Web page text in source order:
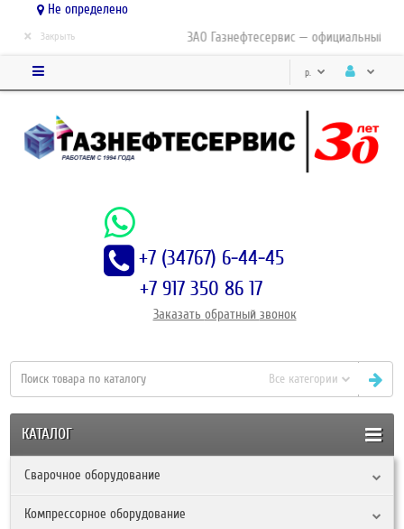
Не определено
ЗАО Газнефтесервис — официальный
× Закрыть
р.
+7 (34767) 6-44-45
+7 917 350 86 17
Заказать обратный звонок
Все категории
КАТАЛОГ
Сварочное оборудование
Компрессорное оборудование